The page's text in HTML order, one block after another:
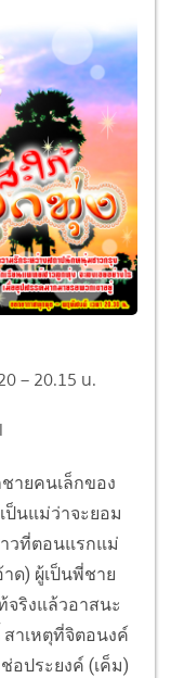
– 20.15 น.
ายคนเล็กของ
นแม่ว่าจะยอม
วที่ตอนแรกแม่
ด) ผู้เป็นพี่ชาย
จริงแล้วอาสนะ
าเหตุที่จิตอนงค์
อประยงค์ (เค็ม)